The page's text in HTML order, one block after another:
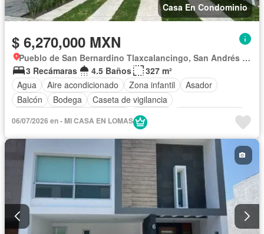
Casa En Condominio
$ 6,270,000 MXN
Pueblo de San Bernardino Tlaxcalancingo, San Andrés Cholula
3 Recámaras
4.5 Baños
327 m²
Agua
Aire acondicionado Zona infantil
Asador
Balcón
Bodega
Caseta de vigilancia
Cisterna
Cocina equipada
Cuarto de Limpieza
Electricidad
Estacionamiento Internet
Jardín
Despacho
Recámara con closet
Azotea
Sala polivalente
Seguridad
Televisión por cable
Terraza
Vista panorámica Wifi
Zonas verdes
Sin amueblar
06/07/2026 en - MI CASA EN LOMAS